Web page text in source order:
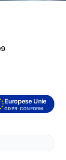
Europese Unie
GDPR-CONFORM